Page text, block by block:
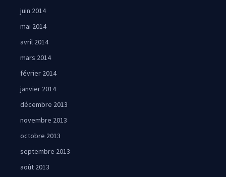
juin 2014
mai 2014
avril 2014
mars 2014
février 2014
janvier 2014
décembre 2013
novembre 2013
octobre 2013
septembre 2013
août 2013